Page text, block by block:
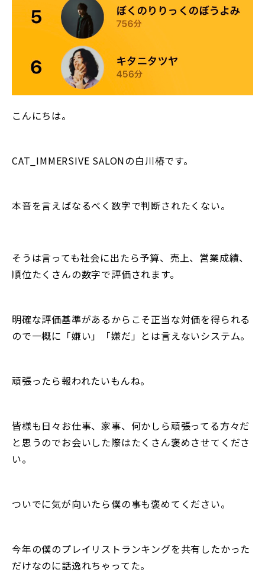
こんにちは。
CAT_IMMERSIVE SALONの白川椿です。
本音を言えばなるべく数字で判断されたくない。
そうは言っても社会に出たら予算、売上、営業成績、
順位たくさんの数字で評価されます。
明確な評価基準があるからこそ正当な対価を得られる
ので一概に「嫌い」「嫌だ」とは言えないシステム。
頑張ったら報われたいもんね。
皆様も日々お仕事、家事、何かしら頑張ってる方々だ
と思うのでお会いした際はたくさん褒めさせてくださ
い。
ついでに気が向いたら僕の事も褒めてください。
今年の僕のプレイリストランキングを共有したかった
だけなのに話逸れちゃってた。